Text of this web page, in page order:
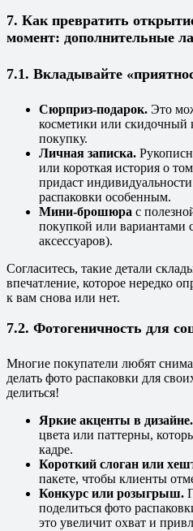
7. Как превратить
момент: дополнительные
7.1. Вкладывайте
Сюрприз-подарок. Это
косметики или
покупку.
Личная записка.
или короткая история о
придаст
распаковки особенным.
Мини-брошюра с
покупкой или вариантами
аксессуаров).
Согласитесь, такие детали
впечатление, которое нередко
к вам снова или нет.
7.2. Фотогеничность для
Многие покупатели любят
делать фото распаковки для
делиться!
Яркие акценты в дизайне.
цвета или паттерны,
кадре.
Короткий слоган или
пакете, чтобы клиенты
Конкурс или розыгрыш.
поделиться фото
это увеличит охват и